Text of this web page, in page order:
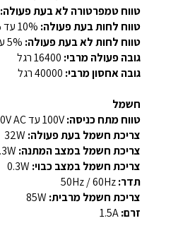
טווח טמפרטורה לא בעת פעולה:
טווח לחות בעת פעולה:
טווח לחות לא בעת פעולה:
גובה פעולה מרבי:
גובה אחסון מרבי:
חשמל
טווח מתח כניסה:
צריכת חשמל בעת פעולה:
צריכת חשמל במצב המתנה:
צריכת חשמל במצב כבוי:
תדר:
צריכת חשמל מרבית:
זרם: